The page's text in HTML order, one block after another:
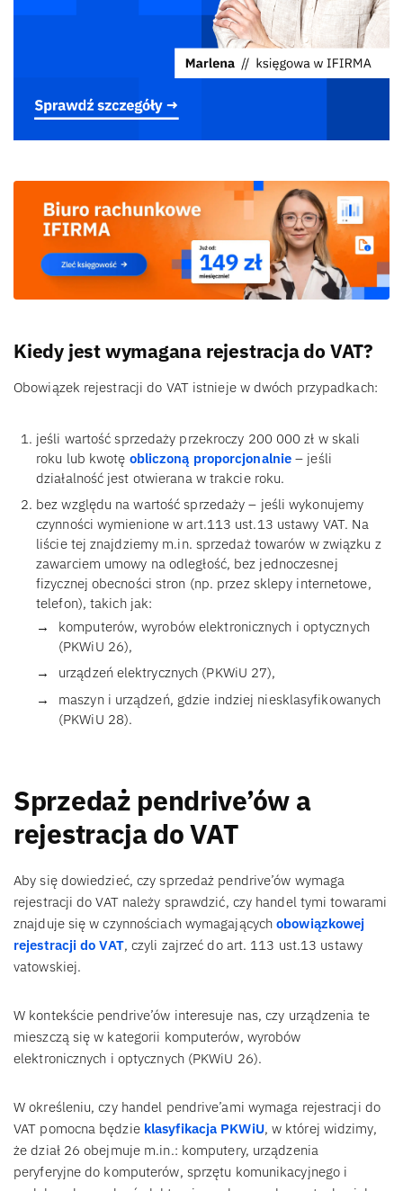
Kiedy jest wymagana rejestracja do VAT?
Obowiązek rejestracji do VAT istnieje w dwóch przypadkach:
jeśli wartość sprzedaży przekroczy 200 000 zł w skali
roku lub kwotę obliczoną proporcjonalnie– jeśli
działalność jest otwierana w trakcie roku.
bez względu na wartość sprzedaży – jeśli wykonujemy
czynności wymienione w art.113 ust.13 ustawy VAT. Na
liście tej znajdziemy m.in. sprzedaż towarów w związku z
zawarciem umowy na odległość, bez jednoczesnej
fizycznej obecności stron (np. przez sklepy internetowe,
telefon), takich jak:
komputerów, wyrobów elektronicznych i optycznych
(PKWiU 26),
urządzeń elektrycznych (PKWiU 27),
maszyn i urządzeń, gdzie indziej niesklasyfikowanych
(PKWiU 28).
Sprzedaż pendrive’ów a
rejestracja do VAT
Aby się dowiedzieć, czy sprzedaż pendrive’ów wymaga
rejestracji do VAT należy sprawdzić, czy handel tymi towarami
znajduje się w czynnościach wymagającychobowiązkowej
rejestracji do VAT, czyli zajrzeć do art. 113 ust.13 ustawy
vatowskiej.
W kontekście pendrive’ów interesuje nas, czy urządzenia te
mieszczą się w kategorii komputerów, wyrobów
elektronicznych i optycznych (PKWiU 26).
W określeniu, czy handel pendrive’ami wymaga rejestracji do
VAT pomocna będzieklasyfikacja PKWiU, w której widzimy,
że dział 26 obejmuje m.in.: komputery, urządzenia
peryferyjne do komputerów, sprzętu komunikacyjnego i